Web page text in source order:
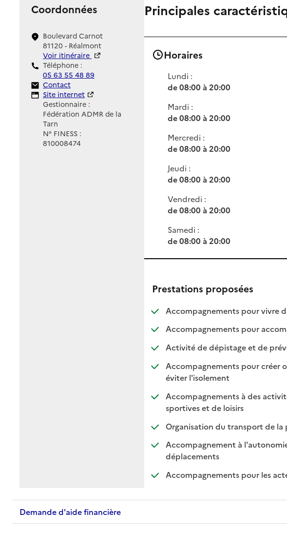
Coordonnées
Boulevard Carnot
81120 - Réalmont
Voir itinéraire
Téléphone :
05 63 55 48 89
Contact
Contact
Site Internet
Site internet
Gestionnaire :
Fédération ADMR de la
Tarn
N° FINESS :
810008474
Principales
Horaires
Lundi :
de 08:00 à 20:00
Mardi :
de 08:00 à 20:00
Mercredi :
de 08:00 à 20:00
Jeudi :
de 08:00 à 20:00
Vendredi :
de 08:00 à 20:00
Samedi :
de 08:00 à 20:00
Prestations proposées
Accompagnements pour vivre
Accompagnements pour
Activité de dépistage et de
Accompagnements pour créer
éviter l'isolement: disponible
: non disponible
Accompagnements à des
sportives et de loisirs: disponible
: non disponible
Organisation du transport de la
Accompagnement à
déplacements: disponible
: non disponible
Accompagnements pour les
Demande d'aide financière